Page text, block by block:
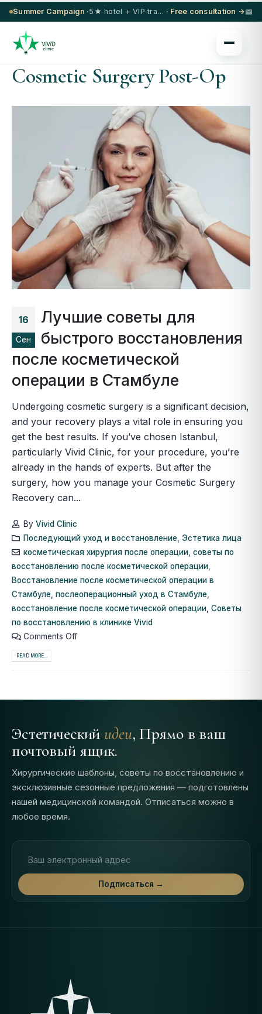
Summer Campaign · 5★ hotel + VIP transfer on select procedures · Free consultation →
Cosmetic Surgery Post-Op
16
Сен
Лучшие советы для
быстрого восстановления
после косметической
операции в Стамбуле
Undergoing cosmetic surgery is a significant decision,
and your recovery plays a vital role in ensuring you
get the best results. If you’ve chosen Istanbul,
particularly Vivid Clinic, for your procedure, you’re
already in the hands of experts. But after the
surgery, how you manage your Cosmetic Surgery
Recovery can...
By Vivid Clinic
Последующий уход и восстановление, Эстетика лица
косметическая хирургия после операции, советы по
восстановлению после косметической операции
Восстановление после косметической операции в
Стамбуле послеоперационный уход в Стамбуле
восстановление после косметической операции Советы
по восстановлению в клинике Vivid
Comments Off
READ MORE...
Эстетический идеи, Прямо в ваш
почтовый ящик.
Хирургические шаблоны, советы по восстановлению и
эксклюзивные сезонные предложения — подготовлены
нашей медицинской командой. Отписаться можно в
любое время.
Подписаться →